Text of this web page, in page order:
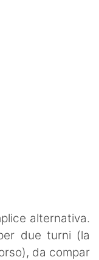
alternativa.
due turni (la
da compar